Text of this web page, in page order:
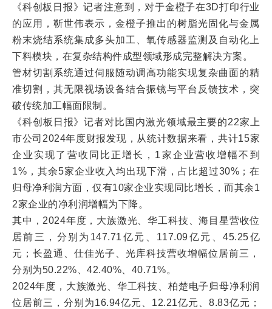
《科创板日报》记者注意到，对于金橙子在3D打印行业
的应用，靳世伟表示，金橙子推出的树脂光固化与金属
粉末烧结系统集成多头加工、氧传感器监测及自动化上
下料模块，在复杂结构件成型领域形成完整解决方案。
管材切割系统通过伺服随动调高功能实现复杂曲面的精
准切割，其无限视场设备结合振镜与平台反馈技术，突
破传统加工幅面限制。
《科创板日报》记者对比国内激光领域最主要的22家上
市公司2024年度财报发现，从统计数据来看，共计15家
企业实现了营收同比正增长，1家企业营收增幅不到
1%，其余5家企业收入均出现下滑，占比超过30%；在
归母净利润方面，仅有10家企业实现同比增长，而其余1
2家企业的净利润增幅为下降。
其中，2024年度，大族激光、华工科技、海目星营收位
居前三，分别为147.71亿元、117.09亿元、45.25亿
元；长盈通、仕佳光子、光库科技营收增幅位居前三，
分别为50.22%、42.40%、40.71%。
2024年度，大族激光、华工科技、柏楚电子归母净利润
位居前三，分别为16.94亿元、12.21亿元、8.83亿元；